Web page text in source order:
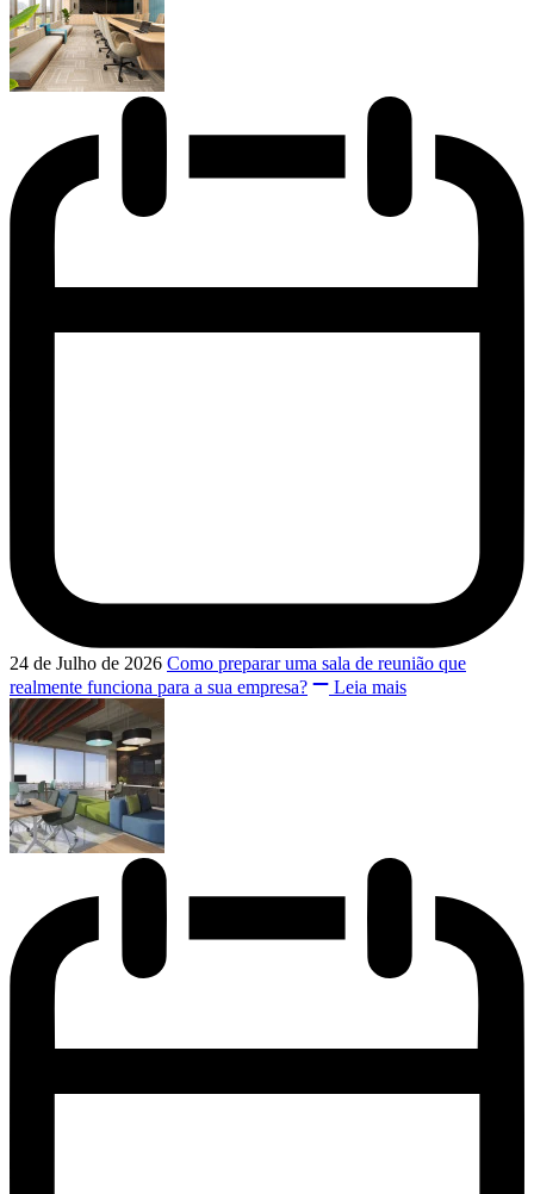
24 de Julho de 2026 Como preparar uma sala de reunião que
realmente funciona para a sua empresa?
Leia mais